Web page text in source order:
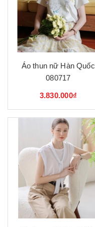
Áo thun nữ Hàn Quốc
080717
3.830.000₫